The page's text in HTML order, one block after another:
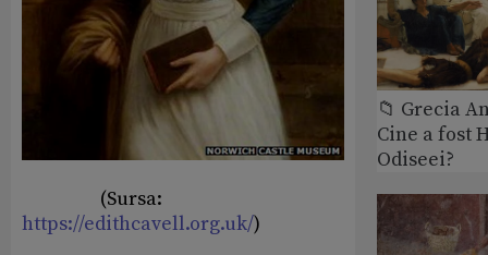
(Sursa:
https://edithcavell.org.uk/)
📁 Grecia
Cine a fost
Odiseei?